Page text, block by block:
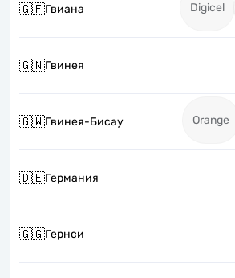
🇬🇫Гвиана Digicel
🇬🇳Гвинея
🇬🇼Гвинея-Бисау Orange
🇩🇪Германия
🇬🇬Гернси